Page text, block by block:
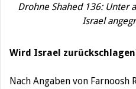
Drohne Shahed 136: Unter
Israel
Wird Israel
Nach Angaben von